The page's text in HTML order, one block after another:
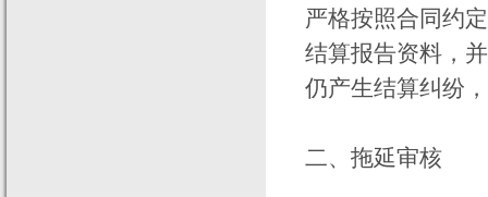
严格按照合同约
结算报告资料，
仍产生结算纠纷
二、拖延审核